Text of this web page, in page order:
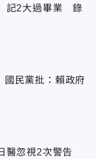
記2大過畢業 錄
民黨批：賴政府
醫忽視2次警告